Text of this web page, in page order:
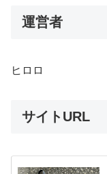
運営者
ヒロロ
サイトURL